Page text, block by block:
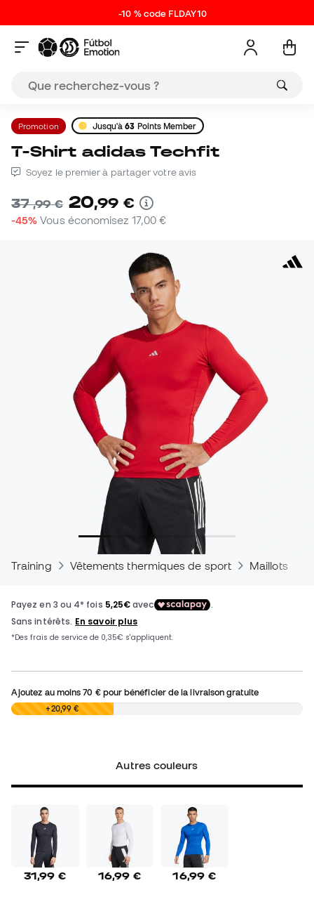
-10 % code FLDAY10
Promotion Jusqu'à63 Points Member
T-Shirt adidas Techfit
Soyez le premier à partager votre avis
37,99 € 20,99 €
-45% Vous économisez 17,00 €
Training Vêtements thermiques de sport Maillots
Ajoutez au moins70 €pour bénéficier de la livraison gratuite
0,00 € +20,99 €
Autres couleurs
31,99 € 16,99 € 16,99 €